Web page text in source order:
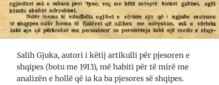
Salih Gjuka, autori i këtij artikulli për pjesoren e
shqipes (botu me 1913), më habiti për të mirë me
analizën e hollë që ia ka ba pjesores së shqipes.